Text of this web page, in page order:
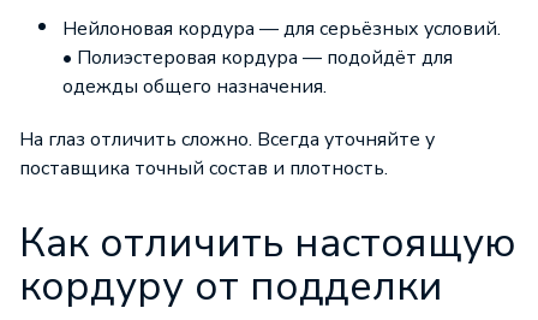
Нейлоновая кордура — для серьёзных условий.
• Полиэстеровая кордура — подойдёт для
одежды общего назначения.
На глаз отличить сложно. Всегда уточняйте у
поставщика точный состав и плотность.
Как отличить настоящую
кордуру от подделки